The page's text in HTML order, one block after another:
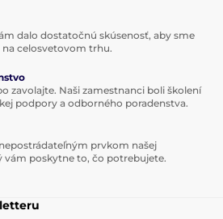
dalo dostatočnú skúsenosť, aby sme
celosvetovom trhu.
zavolajte. Naši zamestnanci boli školení
podpory a odborného poradenstva.
prvkom našej
vám poskytne to, čo potrebujete.